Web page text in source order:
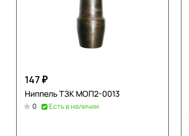
147 ₽
Ниппель ТЗК МОП2-0013
0 Есть в наличии